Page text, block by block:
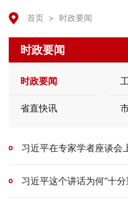
首页 > 时政要闻
时政要闻
时政要闻
省直快讯
习近平在专家学者座谈会
习近平这个讲话为何“十分